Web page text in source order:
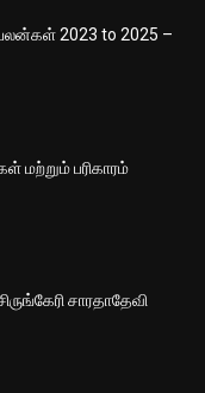
பலன்கள் 2023 to 2025 –
மற்றும் பரிகாரம்
சாரதாதேவி